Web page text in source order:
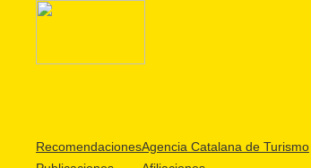
RecomendacionesAgencia Catalana de Turismo